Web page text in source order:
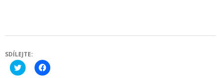
SDÍLEJTE:
Click
to
Click
to